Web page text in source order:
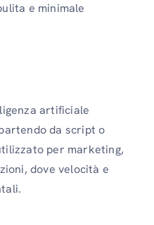
e minimale
artificiale
da script o
per marketing,
dove velocità e